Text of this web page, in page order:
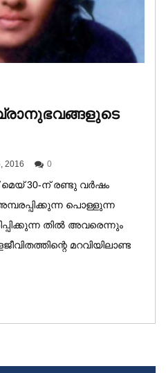
2016 0
മെയ് 30-ന് രണ്ടു വർഷം
പൊള്ളുന്ന
തിൽ അവരെന്നും
മറവിയിലാണ്ട